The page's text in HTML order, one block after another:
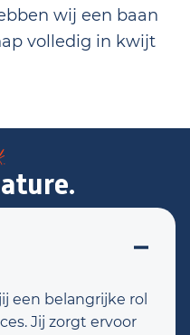
wij een baan
volledig in kwijt
een belangrijke rol
Jij zorgt ervoor